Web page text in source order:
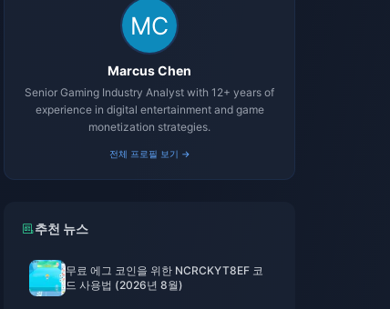
Marcus Chen
Senior Gaming Industry Analyst with 12+ years of
experience in digital entertainment and game
monetization strategies.
전체 프로필 보기 →
추천 뉴스
무료 에그 코인을 위한 NCRCKYT8EF 코
드 사용법 (2026년 8월)